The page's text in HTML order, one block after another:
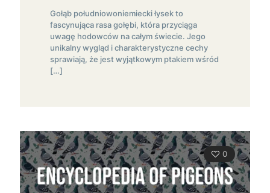
Gołąb południowoniemiecki łysek to
fascynująca rasa gołębi, która przyciąga
uwagę hodowców na całym świecie. Jego
unikalny wygląd i charakterystyczne cechy
sprawiają, że jest wyjątkowym ptakiem wśród
[…]
0